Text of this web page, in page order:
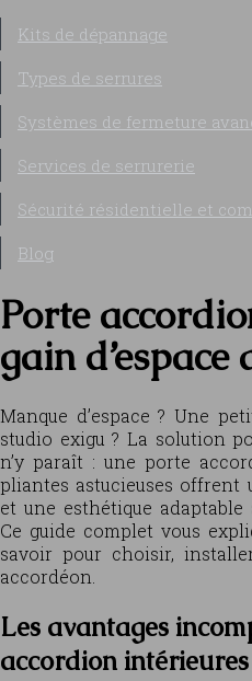
Kits de dépannage
Types de serrures
Systèmes de fermeture
Services de serrurerie
Sécurité résidentielle et
Blog
Porte
gain d’espace
Manque d’espace ? Une
studio exigu ? La solution
n’y paraît : une porte
pliantes astucieuses offrent
et une esthétique adaptable
Ce guide complet vous
savoir pour choisir,
accordéon.
Les avantages
accordion intérieures